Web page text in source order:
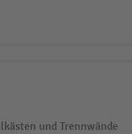
und Trennwände